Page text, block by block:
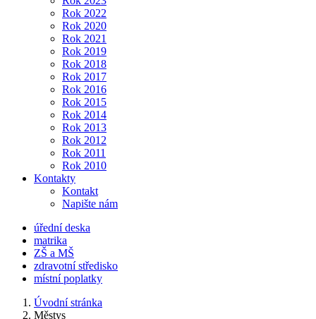
Rok 2022
Rok 2020
Rok 2021
Rok 2019
Rok 2018
Rok 2017
Rok 2016
Rok 2015
Rok 2014
Rok 2013
Rok 2012
Rok 2011
Rok 2010
Kontakty
Kontakt
Napište nám
úřední deska
matrika
ZŠ a MŠ
zdravotní středisko
místní poplatky
Úvodní stránka
Městys